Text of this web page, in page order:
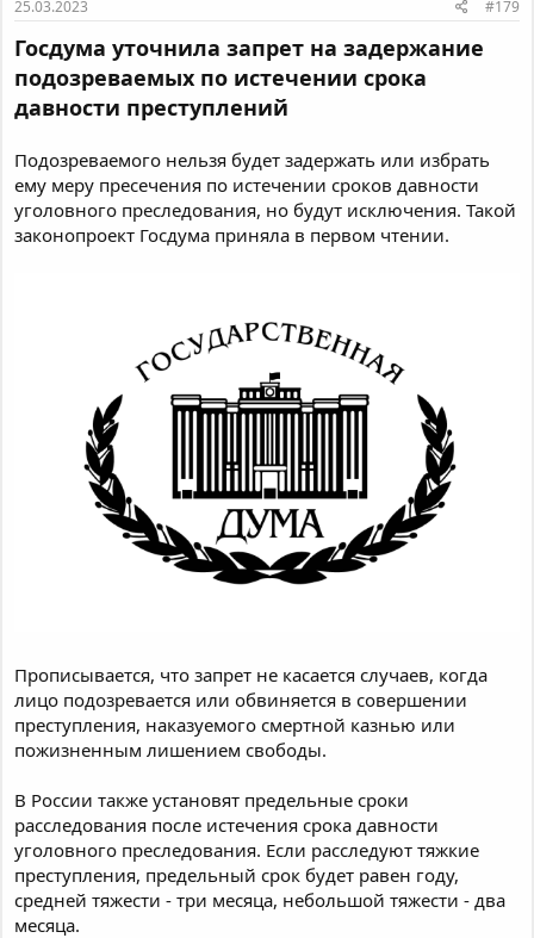
25.03.2023 #179
Госдума уточнила запрет на задержание
подозреваемых по истечении срока
давности преступлений
Подозреваемого нельзя будет задержать или избрать
ему меру пресечения по истечении сроков давности
уголовного преследования, но будут исключения. Такой
законопроект Госдума приняла в первом чтении.
Прописывается, что запрет не касается случаев, когда
лицо подозревается или обвиняется в совершении
преступления, наказуемого смертной казнью или
пожизненным лишением свободы.
В России также установят предельные сроки
расследования после истечения срока давности
уголовного преследования. Если расследуют тяжкие
преступления, предельный срок будет равен году,
средней тяжести - три месяца, небольшой тяжести - два
месяца.